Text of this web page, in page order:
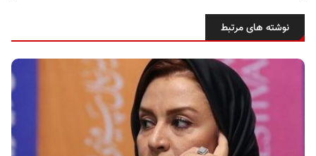
نوشته های مرتبط